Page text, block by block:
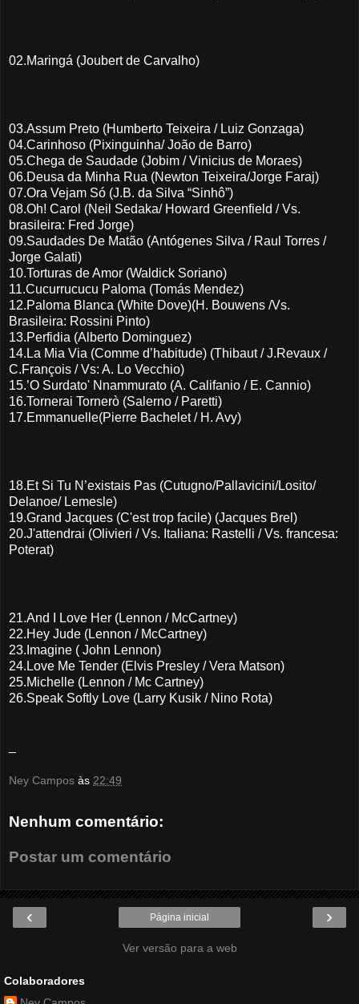
02.Maringá (Joubert de Carvalho)
03.Assum Preto (Humberto Teixeira / Luiz Gonzaga)
04.Carinhoso (Pixinguinha/ João de Barro)
05.Chega de Saudade (Jobim / Vinicius de Moraes)
06.Deusa da Minha Rua (Newton Teixeira/Jorge Faraj)
07.Ora Vejam Só (J.B. da Silva “Sinhô”)
08.Oh! Carol (Neil Sedaka/ Howard Greenfield / Vs.
brasileira: Fred Jorge)
09.Saudades De Matão (Antógenes Silva / Raul Torres /
Jorge Galati)
10.Torturas de Amor (Waldick Soriano)
11.Cucurrucucu Paloma (Tomás Mendez)
12.Paloma Blanca (White Dove)(H. Bouwens /Vs.
Brasileira: Rossini Pinto)
13.Perfidia (Alberto Dominguez)
14.La Mia Via (Comme d’habitude) (Thibaut / J.Revaux /
C.François / Vs: A. Lo Vecchio)
15.’O Surdato' Nnammurato (A. Califanio / E. Cannio)
16.Tornerai Tornerò (Salerno / Paretti)
17.Emmanuelle(Pierre Bachelet / H. Avy)
18.Et Si Tu N’existais Pas (Cutugno/Pallavicini/Losito/
Delanoe/ Lemesle)
19.Grand Jacques (C'est trop facile) (Jacques Brel)
20.J'attendrai (Olivieri / Vs. Italiana: Rastelli / Vs. francesa:
Poterat)
21.And I Love Her (Lennon / McCartney)
22.Hey Jude (Lennon / McCartney)
23.Imagine ( John Lennon)
24.Love Me Tender (Elvis Presley / Vera Matson)
25.Michelle (Lennon / Mc Cartney)
26.Speak Softly Love (Larry Kusik / Nino Rota)
Ney Campos às 22:49
Nenhum comentário:
Postar um comentário
‹ ›
Página inicial
Ver versão para a web
Colaboradores